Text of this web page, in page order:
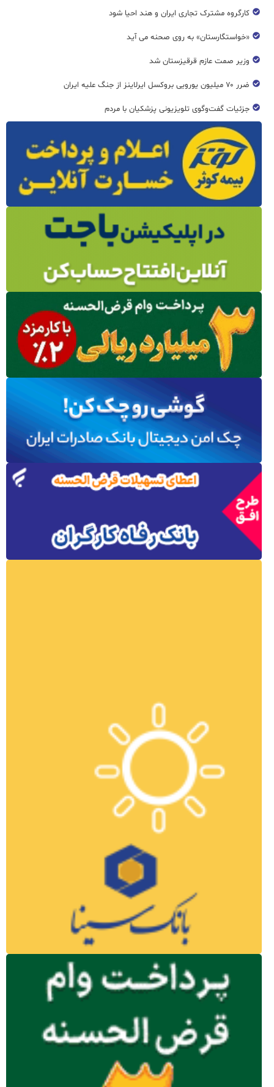
کارگروه مشترک تجاری ایران و هند احیا شود
«خواستگارستان» به روی صحنه می آید
وزیر صمت عازم قرقیزستان شد
ضرر ۷۰ میلیون یورویی بروکسل ایرلاینز از جنگ علیه ایران
جزئیات گفت‌وگوی تلویزیونی پزشکیان با مردم